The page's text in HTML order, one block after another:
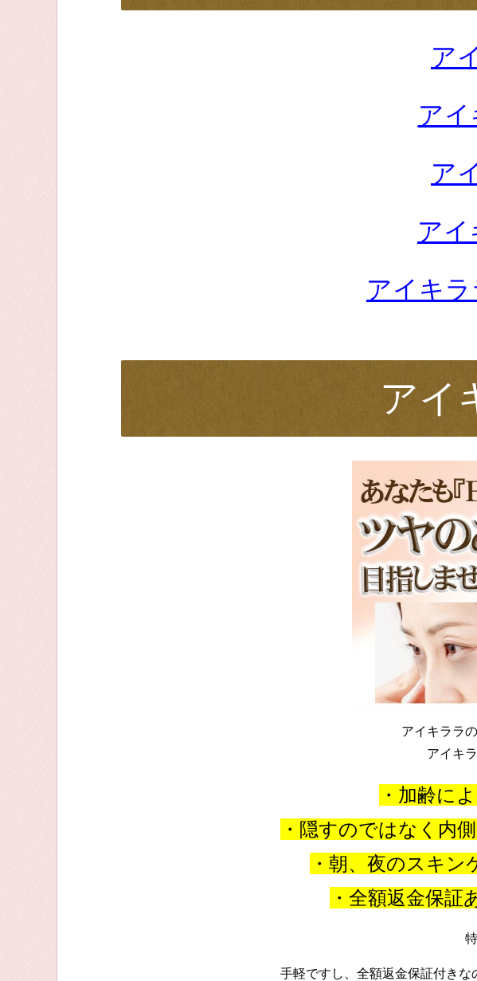
ア
ア
ア
アイ
アイキ
アイ
アイキララ
アイキ
・加齢に
・隠すのではなく内
・朝、夜のスキ
・全額返金保
手軽ですし、全額返金保証付きな